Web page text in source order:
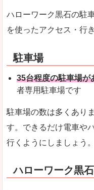
ハローワーク黒石の駐
を使ったアクセス・行
駐車場
35台程度の駐車場が
者専用駐車場です
駐車場の数は多くあり
す。できるだけ電車や
行くようにしましょう。
ハローワーク黒